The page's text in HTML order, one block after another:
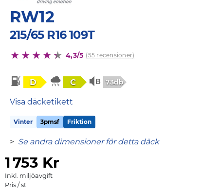
RW12
215/65 R16 109T
4,3/5 (55 recensioner)
D C 73db
Visa däcketikett
Vinter 3pmsf Friktion
> Se andra dimensioner för detta däck
1753 Kr
Inkl. miljöavgift
Pris / st